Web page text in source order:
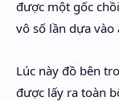
được một gốc
vô số lần dựa vào
Lúc này đồ bên
được lấy ra toàn